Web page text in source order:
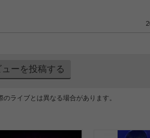
ューを投稿する
ライブとは異なる場合があります。